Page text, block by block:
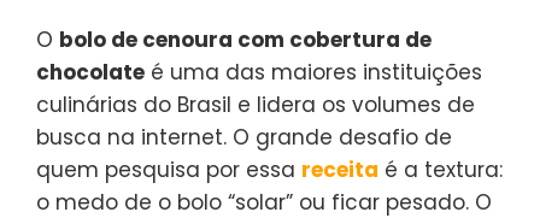
O bolo de cenoura com cobertura de
chocolate é uma das maiores instituições
culinárias do Brasil e lidera os volumes de
busca na internet. O grande desafio de
quem pesquisa por essa receita é a textura:
o medo de o bolo “solar” ou ficar pesado. O